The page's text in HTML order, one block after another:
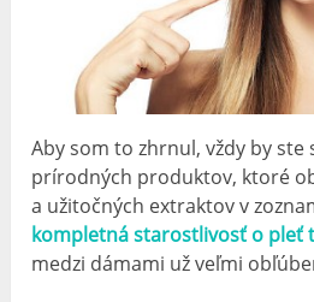
Aby som to zhrnul, vždy by ste
prírodných produktov, ktoré
a užitočných extraktov v
kompletná starostlivosť o pleť
medzi dámami už veľmi